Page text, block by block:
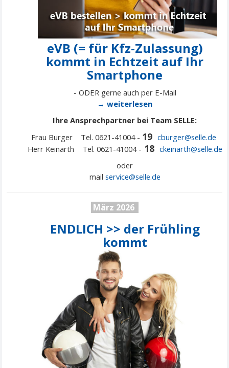
eVB (= für Kfz-Zulassung)
kommt in Echtzeit auf Ihr
Smartphone
- ODER gerne auch per E-Mail
→ weiterlesen
Ihre Ansprechpartner bei Team SELLE:
Frau Burger Tel. 0621-41004 - 19 cburger@selle.de
Herr Keinarth Tel. 0621-41004 - 18 ckeinarth@selle.de
oder
mail service@selle.de
März 2026
ENDLICH >> der Frühling
kommt